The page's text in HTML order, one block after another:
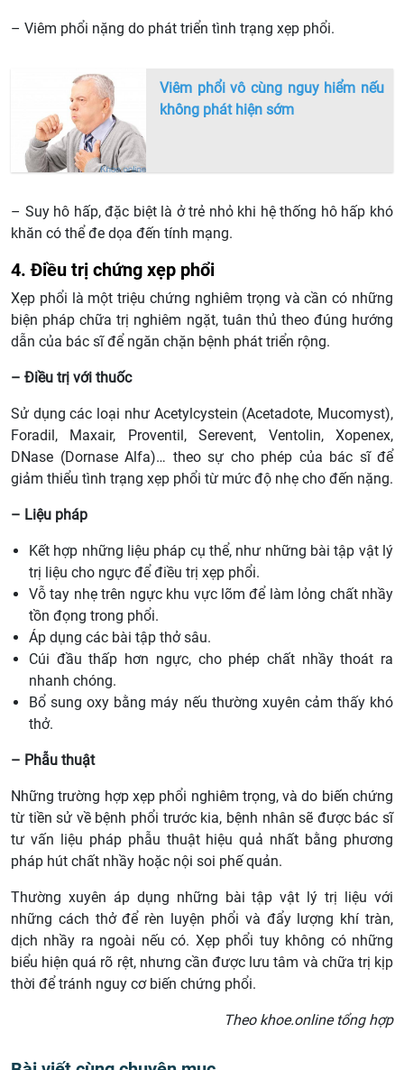
– Viêm phổi nặng do phát triển tình trạng xẹp phổi.
Viêm phổi vô cùng nguy hiểm nếu
không phát hiện sớm
– Suy hô hấp, đặc biệt là ở trẻ nhỏ khi hệ thống hô hấp khó
khăn có thể đe dọa đến tính mạng.
4. Điều trị chứng xẹp phổi
Xẹp phổi là một triệu chứng nghiêm trọng và cần có những
biện pháp chữa trị nghiêm ngặt, tuân thủ theo đúng hướng
dẫn của bác sĩ để ngăn chặn bệnh phát triển rộng.
– Điều trị với thuốc
Sử dụng các loại như Acetylcystein (Acetadote, Mucomyst),
Foradil, Maxair, Proventil, Serevent, Ventolin, Xopenex,
DNase (Dornase Alfa)… theo sự cho phép của bác sĩ để
giảm thiểu tình trạng xẹp phổi từ mức độ nhẹ cho đến nặng.
– Liệu pháp
Kết hợp những liệu pháp cụ thể, như những bài tập vật lý
trị liệu cho ngực để điều trị xẹp phổi.
Vỗ tay nhẹ trên ngực khu vực lõm để làm lỏng chất nhầy
tồn đọng trong phổi.
Áp dụng các bài tập thở sâu.
Cúi đầu thấp hơn ngực, cho phép chất nhầy thoát ra
nhanh chóng.
Bổ sung oxy bằng máy nếu thường xuyên cảm thấy khó
thở.
– Phẫu thuật
Những trường hợp xẹp phổi nghiêm trọng, và do biến chứng
từ tiền sử về bệnh phổi trước kia, bệnh nhân sẽ được bác sĩ
tư vấn liệu pháp phẫu thuật hiệu quả nhất bằng phương
pháp hút chất nhầy hoặc nội soi phế quản.
Thường xuyên áp dụng những bài tập vật lý trị liệu với
những cách thở để rèn luyện phổi và đẩy lượng khí tràn,
dịch nhầy ra ngoài nếu có. Xẹp phổi tuy không có những
biểu hiện quá rõ rệt, nhưng cần được lưu tâm và chữa trị kịp
thời để tránh nguy cơ biến chứng phổi.
Theo khoe.online tổng hợp